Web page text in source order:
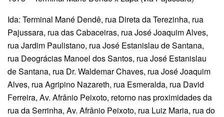
Ida: Terminal Mané Dendê, rua Direta da Terezinha, rua
Pajussara, rua das Cabaceiras, rua José Joaquim Alves,
rua Jardim Paulistano, rua José Estanislau de Santana,
rua Deográcias Manoel dos Santos, rua José Estanislau
de Santana, rua Dr. Waldemar Chaves, rua José Joaquim
Alves, rua Agripino Nazareth, rua Esmeralda, rua David
Ferreira, Av. Afrânio Peixoto, retorno nas proximidades da
rua da Serrinha, Av. Afrânio Peixoto, rua Luiz Maria, rua do